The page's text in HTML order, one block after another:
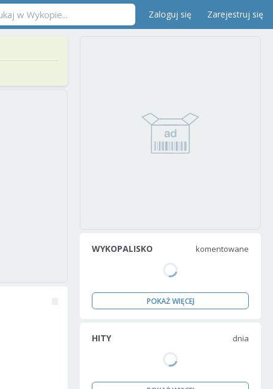
Zaloguj się Zarejestruj się
WYKOPALISKO komentowane
POKAŻ WIĘCEJ
HITY dnia